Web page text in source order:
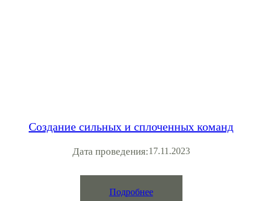
Создание сильных и сплоченных команд
Дата проведения:17.11.2023
Подробнее